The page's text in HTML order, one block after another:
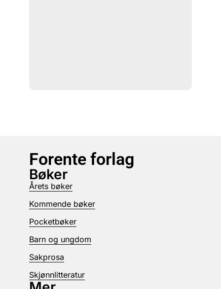
Forente forlag
Bøker
Årets bøker
Kommende bøker
Pocketbøker
Barn og ungdom
Sakprosa
Skjønnlitteratur